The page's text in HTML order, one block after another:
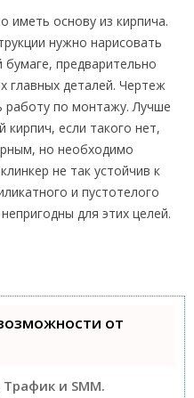
иметь основу из кирпича.
нужно нарисовать
предварительно
главных деталей. Чертеж
работу по монтажу. Лучше
кирпич, если такого нет,
но необходимо
не так устойчив к
и пустотелого
для этих целей.
от
Трафик и SMM.